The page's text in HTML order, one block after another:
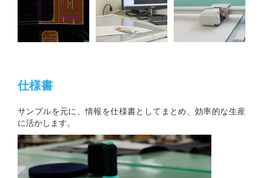
仕様書
サンプルを元に、情報を仕様書としてまとめ、効率的な生産
に活かします。